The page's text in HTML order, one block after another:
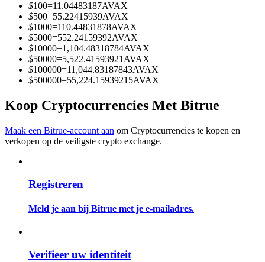
Informatie
Big data-analyse inclusief handelsinformatie, enz.
Gids
Futures-startgids
$100=11.04483187AVAX
$500=55.22415939AVAX
$1000=110.44831878AVAX
$5000=552.24159392AVAX
$10000=1,104.48318784AVAX
$50000=5,522.41593921 AVAX
$100000=11,044.83187843AVAX
$500000=55,224.15939215AVAX
Koop Cryptocurrencies Met Bitrue
Maak een Bitrue-account aan om Cryptocurrencies te kopen en
verkopen op de veiligste crypto exchange.
Registreren
Meld je aan bij Bitrue met je e-mailadres.
Verifieer uw identiteit